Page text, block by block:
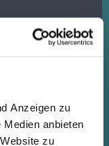
Anzeigen zu
anbieten
zu